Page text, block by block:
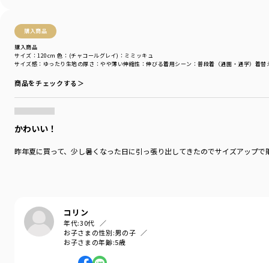
購入商品
購入商品
サイズ感 ：ゆったり 生地の厚さ ：やや薄い伸縮性 ：伸びる着用シーン ：普段着（通園・通学） 着替
サイズ：120cm 色：(チャコールグレイ)：ミミッキュ
商品をチェックする＞
かわいい！
昨年夏に買って、少し暑くなった日に引っ張り出してきたのでサイズアップ
コリン
年代:30代
お子さまの性別:男の子
お子さまの年齢:5歳